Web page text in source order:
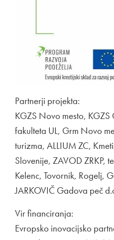
Partnerji projekta:
KGZS Novo mesto, KGZS
fakulteta UL, Grm Novo
turizma, ALLIUM ZC,
Slovenije, ZAVOD ZRKP,
Kelenc, Tovornik, Rogelj,
JARKOVIČ Gadova peč
Vir financiranja:
Evropsko inovacijsko